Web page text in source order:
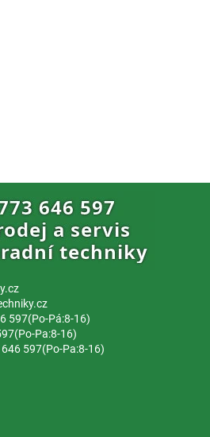
597(Po-Pá:8-16)
Pa:8-16)
597(Po-Pa:8-16)